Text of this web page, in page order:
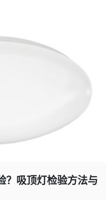
？吸顶灯检验方法与